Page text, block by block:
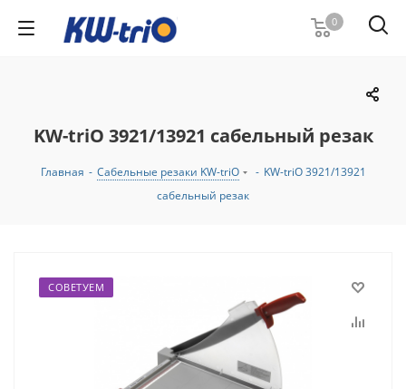
0
KW-triO 3921/13921 сабельный резак
Главная - Сабельные резаки KW-triO - KW-triO 3921/13921
сабельный резак
СОВЕТУЕМ